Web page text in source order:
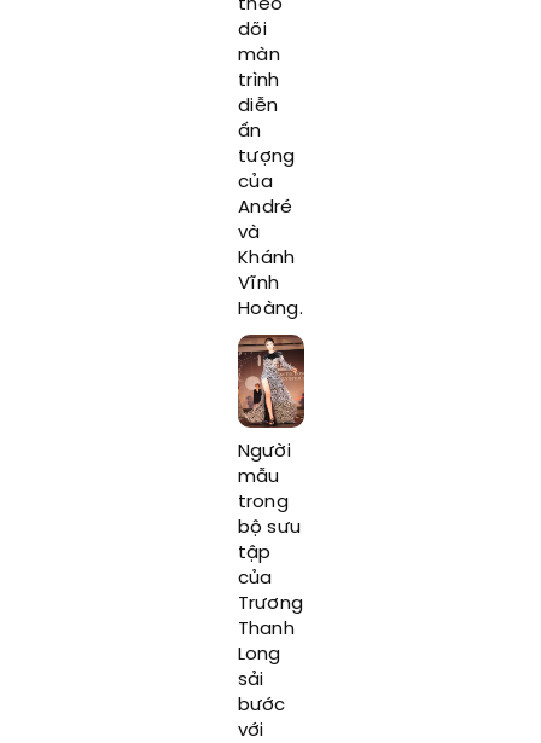
theo
dõi
màn
trình
diễn
ấn
tượng
của
André
và
Khánh
Vĩnh
Hoàng.
Người
mẫu
trong
bộ sưu
tập
của
Trương
Thanh
Long
sải
bước
với